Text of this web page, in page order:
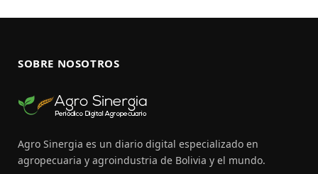
SOBRE NOSOTROS
Agro Sinergia es un diario digital especializado en
agropecuaria y agroindustria de Bolivia y el mundo.